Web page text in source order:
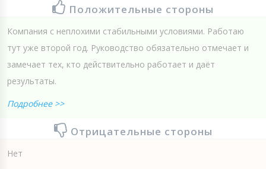
Положительные стороны
Компания с неплохими стабильными условиями. Работаю
тут уже второй год. Руководство обязательно отмечает и
замечает тех, кто действительно работает и даёт
результаты.
Подробнее >>
Отрицательные стороны
Нет